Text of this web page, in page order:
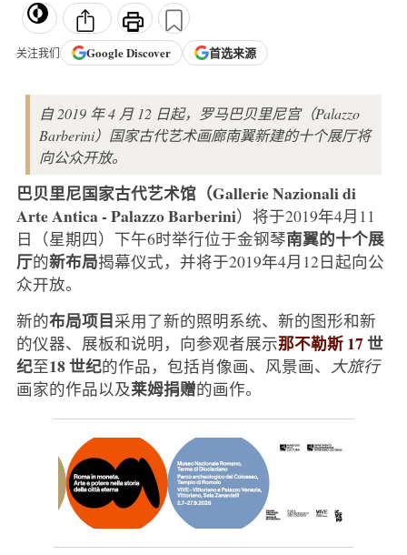
关注我们 GoogleDiscover 首选来源
自 2019 年 4 月 12 日起，罗马巴贝里尼宫（Palazzo
Barberini）国家古代艺术画廊南翼新建的十个展厅将
向公众开放。
巴贝里尼国家古代艺术馆（Gallerie Nazionali di
Arte Antica - Palazzo Barberini）将于2019年4月11
日（星期四）下午6时举行位于金钢琴南翼的十个展
厅的新布局揭幕仪式，并将于2019年4月12日起向公
众开放。
新的布局项目采用了新的照明系统、新的图形和新
的仪器、展板和说明，向参观者展示那不勒斯 17世
纪至18 世纪的作品，包括肖像画、风景画、
大旅行
画家的作品以及莱姆捐赠的画作。